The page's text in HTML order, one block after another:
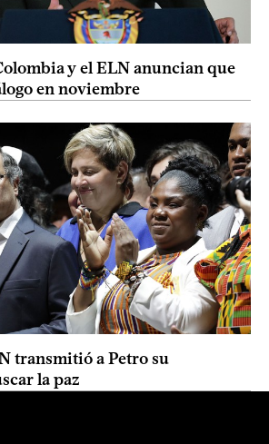
y el ELN anuncian que
en noviembre
transmitió a Petro su
la paz